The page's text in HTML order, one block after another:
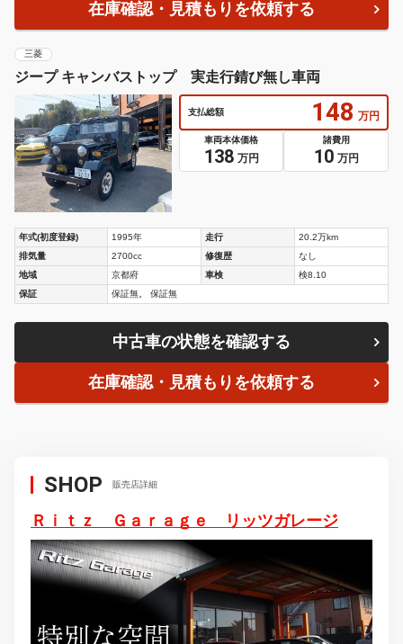
在庫確認・見積もりを依頼する
三菱
ジープ キャンバストップ 実走行錆び無し車両
支払総額 148 万円
車両本体価格
138 万円
諸費用
10 万円
年式(初度登録) 1995年 走行
20.2万km
排気量
2700cc 修復歴
なし
地域
京都府 車検
検8.10
保証
保証無。 保証無
中古車の状態を確認する
在庫確認・見積もりを依頼する
SHOP 販売店詳細
Ｒｉｔｚ Ｇａｒａｇｅ リッツガレージ